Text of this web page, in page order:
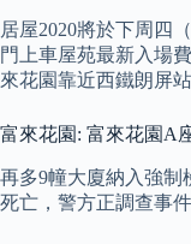
居屋2020將於下周四
門上車屋苑最新入場
來花園靠近西鐵朗屏
富來花園: 富來花園A
再多9幢大廈納入強
死亡，警方正調查事件